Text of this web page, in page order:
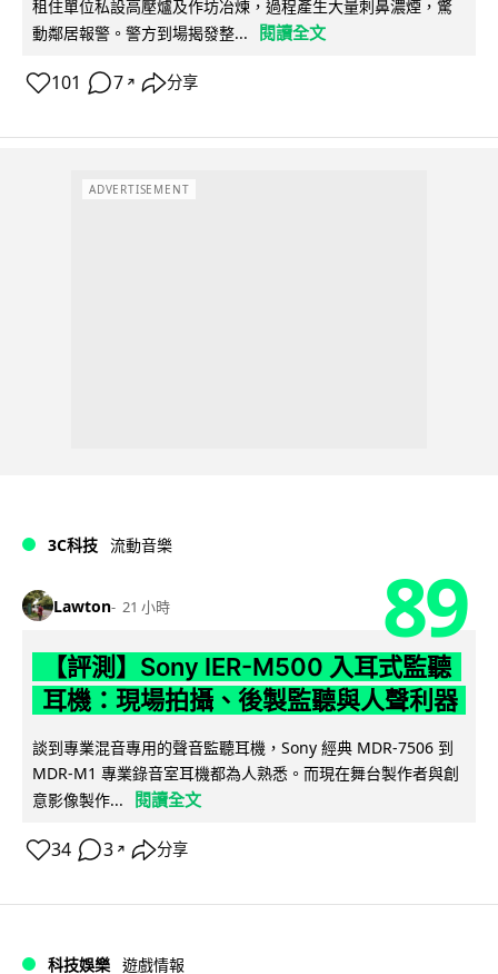
租住單位私設高壓爐及作坊冶煉，過程產生大量刺鼻濃煙，驚
動鄰居報警。警方到場揭發整...
閱讀全文
101 7 ↗ 分享
ADVERTISEMENT
3C科技 流動音樂
Lawton 21 小時 89
【評測】Sony IER-M500 入耳式監聽
耳機：現場拍攝、後製監聽與人聲利器
談到專業混音專用的聲音監聽耳機，Sony 經典 MDR-7506 到
MDR-M1 專業錄音室耳機都為人熟悉。而現在舞台製作者與創
意影像製作...
閱讀全文
34 3 ↗ 分享
科技娛樂 遊戲情報